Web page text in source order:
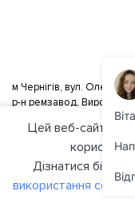
м Чернігів, вул. Олега
р-н ремзавод,
По території заводу
«Євро паркани»
Цей веб-сайт
Дізнатися
використання